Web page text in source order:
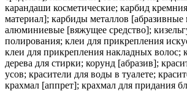
карандаши косметические; карбид
материал]; карбиды металлов
алюминиевые [вяжущее средство];
полирования; клеи для прикрепления
клеи для прикрепления накладных волос;
дерева для стирки; корунд [абразив];
усов; красители для воды в туалете;
крахмал [аппрет]; крахмал для придания